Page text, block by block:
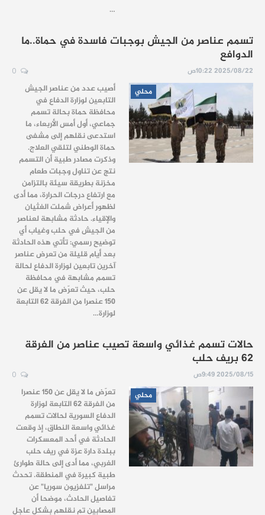
…
تسمم عناصر من الجيش بوجبات فاسدة في حماة..ما
الدوافع
2025/08/22 10:22ص
محلي
أصيب عدد من عناصر الجيش
التابعين لوزارة الدفاع في
محافظة حماة بحالة تسمم
جماعي، أول أمس الأربعاء، ما
استدعى نقلهم إلى مشفى
حماة الوطني لتلقي العلاج.
وذكرت مصادر طبية أن التسمم
نتج عن تناول وجبات طعام
مخزنة بطريقة سيئة بالتزامن
مع ارتفاع درجات الحرارة، مما أدى
لظهور أعراض شملت الغثيان
والإقياء. حادثة مشابهة لعناصر
من الجيش في حلب وغياب أي
توضيح رسمي: تأتي هذه الحادثة
بعد أيام قليلة من تعرض عناصر
آخرين تابعين لوزارة الدفاع لحالة
تسمم مشابهة في محافظة
حلب، حيث تعرّض ما لا يقل عن
150 عنصرا من الفرقة 62 التابعة
لوزارة…
حالات تسمم غذائي واسعة تصيب عناصر من الفرقة
62 بريف حلب
2025/08/15 9:49ص
محلي
تعرّض ما لا يقل عن 150 عنصرا
من الفرقة 62 التابعة لوزارة
الدفاع السورية لحالات تسمم
غذائي واسعة النطاق، إذ وقعت
الحادثة في أحد المعسكرات
ببلدة دارة عزة في ريف حلب
الغربي، مما أدى إلى حالة طوارئ
طبية كبيرة في المنطقة. تحدث
مراسل "تلفزيون سوريا" عن
تفاصيل الحادث، موضحا أن
المصابين تم نقلهم بشكل عاجل